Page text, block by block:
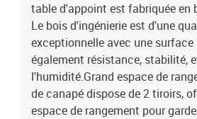
table d'appoint est fabriquée en
Le bois d'ingénierie est d'une
exceptionnelle avec une surface
également résistance, stabilité,
l'humidité.Grand espace de
de canapé dispose de 2 tiroirs,
espace de rangement pour